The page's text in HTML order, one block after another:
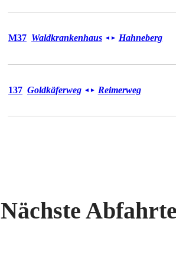
Bus M37
M37 Waldkrankenhaus ◄ ► Hahneberg
Bus 137
137 Goldkäferweg ◄ ► Reimerweg
Nächste